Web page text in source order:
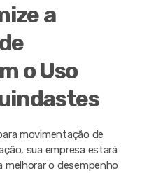
a
o Uso
movimentação de
sua empresa estará
o desempenho